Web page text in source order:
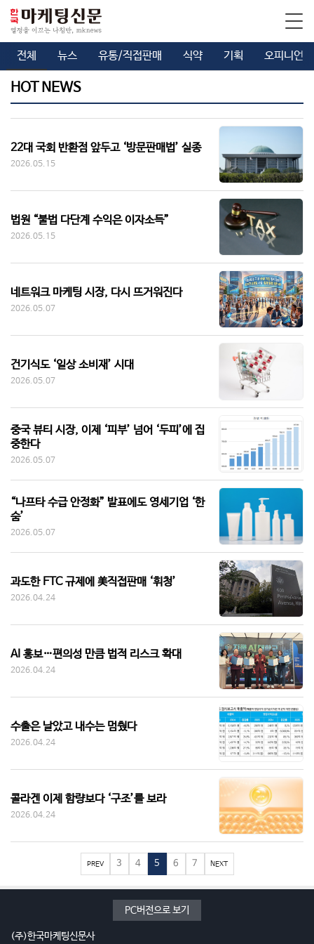
전체 뉴스 유통/직접판매 식약 기획 오피니언
HOT NEWS
22대 국회 반환점 앞두고 ‘방문판매법’ 실종
2026.05.15
법원 “불법 다단계 수익은 이자소득”
2026.05.15
네트워크 마케팅 시장, 다시 뜨거워진다
2026.05.07
건기식도 ‘일상 소비재’ 시대
2026.05.07
중국 뷰티 시장, 이제 ‘피부’ 넘어 ‘두피’에 집
중한다
2026.05.07
“나프타 수급 안정화” 발표에도 영세기업 ‘한
숨’
2026.05.07
과도한 FTC 규제에 美직접판매 ‘휘청’
2026.04.24
AI 홍보…편의성 만큼 법적 리스크 확대
2026.04.24
수출은 날았고 내수는 멈췄다
2026.04.24
콜라겐 이제 함량보다 ‘구조’를 보라
2026.04.24
PREV 3 4 5 6 7 NEXT
PC버전으로 보기
(주)한국마케팅신문사